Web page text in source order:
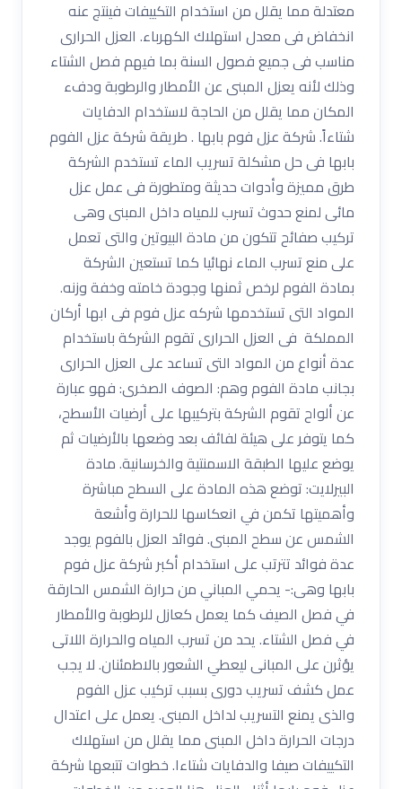
معتدلة مما يقلل من استخدام التكييفات فينتج عنه
انخفاض فى معدل استهلاك الكهرباء. العزل الحرارى
مناسب فى جميع فصول السنة بما فيهم فصل الشتاء
وذلك لأنه يعزل المبنى عن الأمطار والرطوبة ودفء
المكان مما يقلل من الحاجة لاستخدام الدفايات
شتاءاً. شركة عزل فوم بابها . طريقة شركة عزل الفوم
بابها فى حل مشكلة تسريب الماء تستخدم الشركة
طرق مميزة وأدوات حديثة ومتطورة فى عمل عزل
مائى لمنع حدوث تسرب للمياه داخل المبنى وهى
تركيب صفائح تتكون من مادة البيوتين والتى تعمل
على منع تسرب الماء نهائيا كما تستعين الشركة
بمادة الفوم لرخص ثمنها وجودة خامته وخفة وزنه.
المواد التى تستخدمها شركه عزل فوم فى ابها أركان
المملكة فى العزل الحرارى تقوم الشركة باستخدام
عدة أنواع من المواد التى تساعد على العزل الحرارى
بجانب مادة الفوم وهم: الصوف الصخرى: فهو عبارة
عن ألواح تقوم الشركة بتركيبها على أرضيات الأسطح،
كما يتوفر على هيئة لفائف بعد وضعها بالأرضيات ثم
يوضع عليها الطبقة الاسمنتية والخرسانية. مادة
البيرلايت: توضع هذه المادة على السطح مباشرة
وأهميتها تكمن في انعكاسها للحرارة وأشعة
الشمس عن سطح المبنى. فوائد العزل بالفوم يوجد
عدة فوائد تترتب على استخدام أكبر شركة عزل فوم
بابها وهى:- يحمي المباني من حرارة الشمس الحارقة
في فصل الصيف كما يعمل كعازل للرطوبة والأمطار
في فصل الشتاء. يحد من تسرب المياه والحرارة اللاتى
يؤثرن على المبانى ليعطي الشعور بالاطمئنان. لا يجب
عمل كشف تسريب دورى بسبب تركيب عزل الفوم
والذى يمنع التسريب لداخل المبنى. يعمل على اعتدال
درجات الحرارة داخل المبنى مما يقلل من استهلاك
التكييفات صيفا والدفايات شتاءا. خطوات تتبعها شركة